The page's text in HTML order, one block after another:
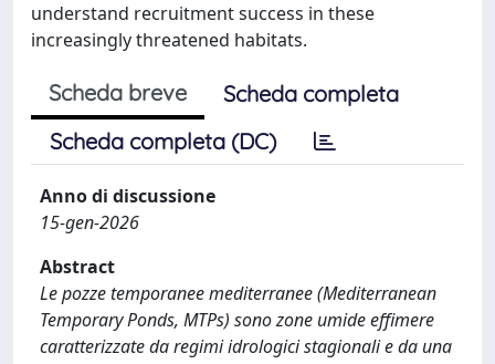
understand recruitment success in these
increasingly threatened habitats.
Scheda breve
Scheda completa
Scheda completa (DC)
Anno di discussione
15-gen-2026
Abstract
Le pozze temporanee mediterranee (Mediterranean
Temporary Ponds, MTPs) sono zone umide effimere
caratterizzate da regimi idrologici stagionali e da una